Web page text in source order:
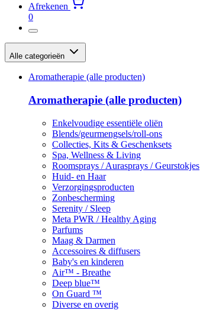
Afrekenen
0
Alle categorieën
Aromatherapie (alle producten)
Aromatherapie (alle producten)
Enkelvoudige essentiële oliën
Blends/geurmengsels/roll-ons
Collecties, Kits & Geschenksets
Spa, Wellness & Living
Roomsprays / Aurasprays / Geurstokjes
Huid- en Haar
Verzorgingsproducten
Zonbescherming
Serenity / Sleep
Meta PWR / Healthy Aging
Parfums
Maag & Darmen
Accessoires & diffusers
Baby's en kinderen
Air™ - Breathe
Deep blue™
On Guard ™
Diverse en overig